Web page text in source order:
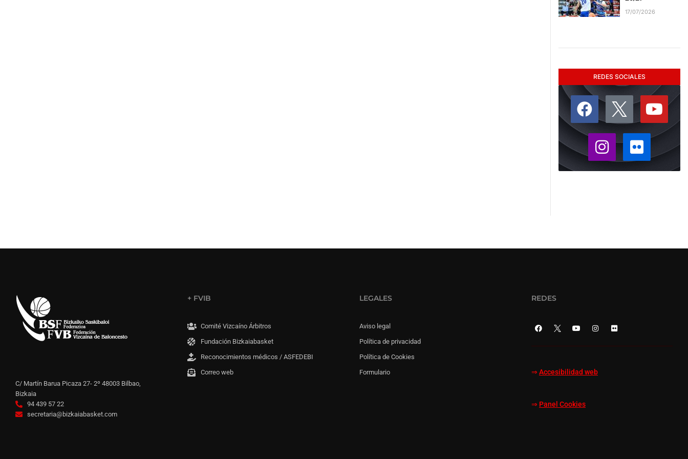
17/07/2026
REDES SOCIALES
C/ Martín Barua Picaza 27- 2º 48003 Bilbao,
Bizkaia
94 439 57 22
secretaria@bizkaiabasket.com
+ FVIB
Comité Vizcaíno Árbitros
Fundación Bizkaiabasket
Reconocimientos médicos / ASFEDEBI
Correo web
LEGALES
Aviso legal
Política de privacidad
Política de Cookies
Formulario
REDES
⇒ Accesibilidad web
⇒ Panel Cookies